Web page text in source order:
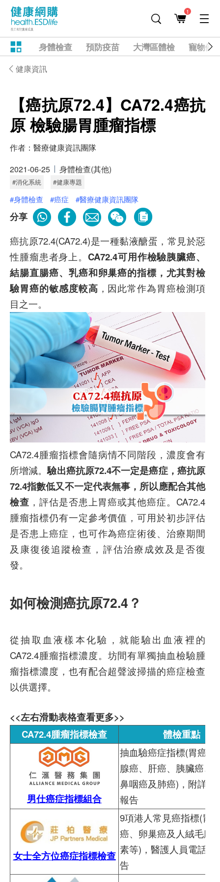
1
身體檢查 預防疫苗 大灣區體檢 寵物健
健康資訊
【癌抗原72.4】CA72.4癌抗
原 檢驗腸胃腫瘤指標
作者： 醫療健康資訊團隊
2021-06-25
身體檢查(其他)
#消化系統 #健康專題
#身體檢查 #癌症 #醫療健康資訊團隊
分享
癌抗原72.4(CA72.4)是一種黏液醣蛋，常見於惡
性腫瘤患者身上。CA72.4可用作檢驗胰臟癌、
結腸直腸癌、乳癌和卵巢癌的指標，尤其對檢
驗胃癌的敏感度較高 ，因此常作為胃癌檢測項
目之一。
CA72.4腫瘤指標會隨病情不同階段，濃度會有
所增減。驗出癌抗原72.4不一定是癌症，癌抗原
72.4指數低又不一定代表無事，所以應配合其他
檢查 ，評估是否患上胃癌或其他癌症。CA72.4
腫瘤指標仍有一定參考價值，可用於初步評估
是否患上癌症，也可作為癌症術後、治療期間
及康復後追蹤檢查，評估治療成效及是否復
發。
如何檢測癌抗原72.4？
從抽取血液樣本化驗，就能驗出血液裡的
CA72.4腫瘤指標濃度。坊間有單獨抽血檢驗腫
瘤指標濃度，也有配合超聲波掃描的癌症檢查
以供選擇。
<<左右滑動表格查看更多>>
CA72.4腫瘤指標檢查
體檢重點
男仕癌症指標組合
抽血驗癌症指標(胃癌、
腺癌、肝癌、胰臟癌、
鼻咽癌及肺癌)，附詳細
報告
女士全方位癌症指標檢查
9項港人常見癌指標(胃
癌、卵巢癌及人絨毛膜
素等)，醫護人員電話講
告